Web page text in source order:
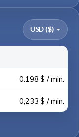
USD ($)
0,198 $ / min.
0,233 $ / min.